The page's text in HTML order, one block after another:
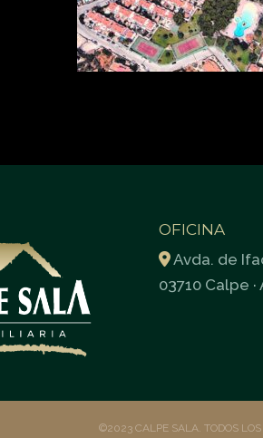
OFICINA
Avda. de
03710 Calpe
©2023 CALPE SALA. TODOS LOS